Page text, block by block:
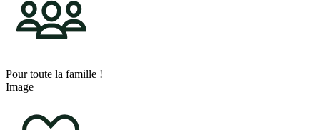
Pour toute la famille !
Image